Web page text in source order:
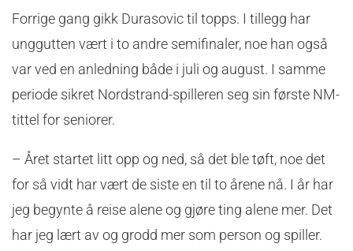
Forrige gang gikk Durasovic til topps. I tillegg har
unggutten vært i to andre semifinaler, noe han også
var ved en anledning både i juli og august. I samme
periode sikret Nordstrand-spilleren seg sin første NM-
tittel for seniorer.
– Året startet litt opp og ned, så det ble tøft, noe det
for så vidt har vært de siste en til to årene nå. I år har
jeg begynte å reise alene og gjøre ting alene mer. Det
har jeg lært av og grodd mer som person og spiller.